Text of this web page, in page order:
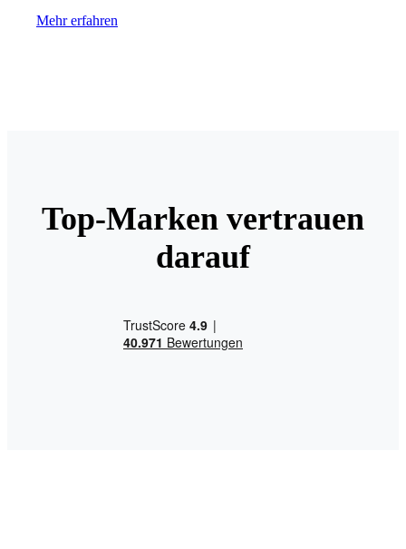
Mehr erfahren
Top-Marken vertrauen
darauf